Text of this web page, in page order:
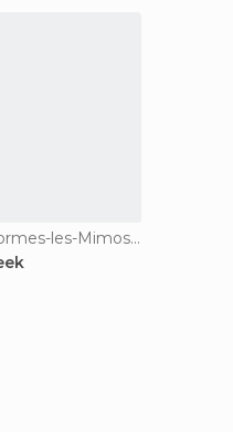
Enseadas en Bormes-les-Mimosas